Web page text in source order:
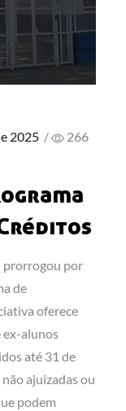
2025 / 266
prorrogou por
de
oferece
ex-alunos
até 31 de
ajuizadas ou
podem